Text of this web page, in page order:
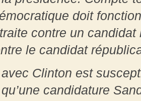
doit
contre un
le candidat
Clinton est
candidature